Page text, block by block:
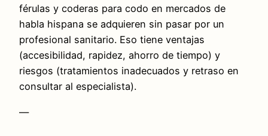
férulas y coderas para codo en mercados de
habla hispana se adquieren sin pasar por un
profesional sanitario. Eso tiene ventajas
(accesibilidad, rapidez, ahorro de tiempo) y
riesgos (tratamientos inadecuados y retraso en
consultar al especialista).
—